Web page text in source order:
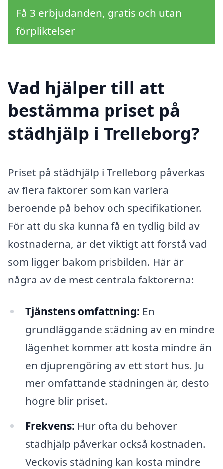
Få 3 erbjudanden, gratis och utan
förpliktelser
Vad hjälper till att
bestämma priset på
städhjälp i Trelleborg?
Priset på städhjälp i Trelleborg påverkas
av flera faktorer som kan variera
beroende på behov och specifikationer.
För att du ska kunna få en tydlig bild av
kostnaderna, är det viktigt att förstå vad
som ligger bakom prisbilden. Här är
några av de mest centrala faktorerna:
Tjänstens omfattning: En
grundläggande städning av en mindre
lägenhet kommer att kosta mindre än
en djuprengöring av ett stort hus. Ju
mer omfattande städningen är, desto
högre blir priset.
Frekvens: Hur ofta du behöver
städhjälp påverkar också kostnaden.
Veckovis städning kan kosta mindre